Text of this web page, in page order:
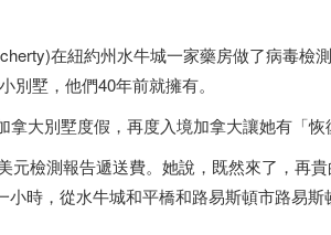
在紐約州水牛城一家藥房做了病毒檢
墅，他們40年前就擁有。
拿大別墅度假，再度入境加拿大讓她有「恢
元檢測報告遞送費。她說，既然來了，再
小時，從水牛城和平橋和路易斯頓市路易